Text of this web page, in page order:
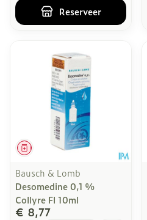
Reserveer
Geneesmiddel
Bausch & Lomb
Desomedine 0,1 %
Collyre Fl 10ml
€ 8,77